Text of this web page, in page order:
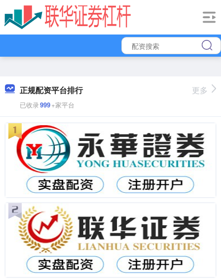
正规配资平台排行
已收录999+家平台
更多